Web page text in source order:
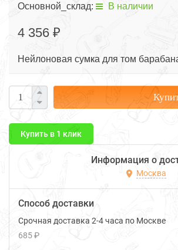
Основной_склад: В наличии
4 356 ₽
Нейлоновая сумка для том
Купить в 1 клик
Информация о
Москва
Способ доставки
Срочная доставка 2-4 часа по Москве
685 ₽